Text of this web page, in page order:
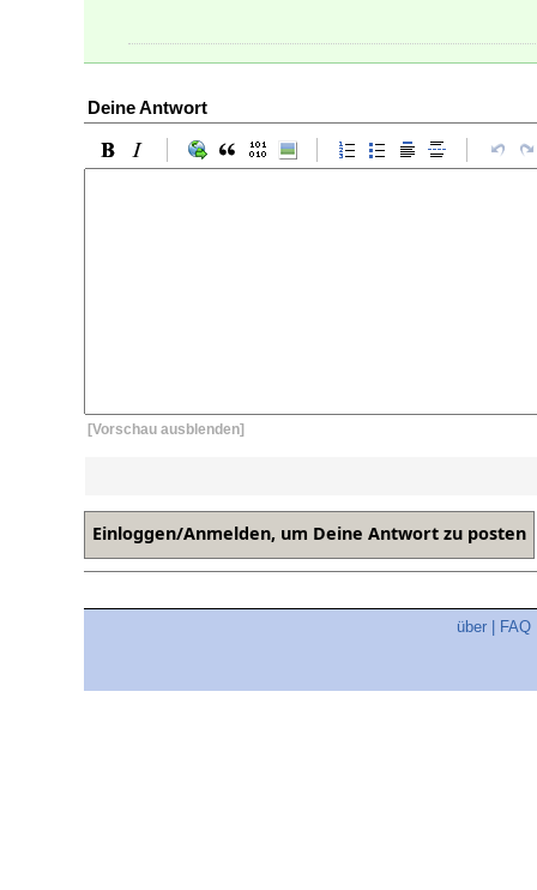
Deine Antwort
[Vorschau ausblenden]
über FAQ